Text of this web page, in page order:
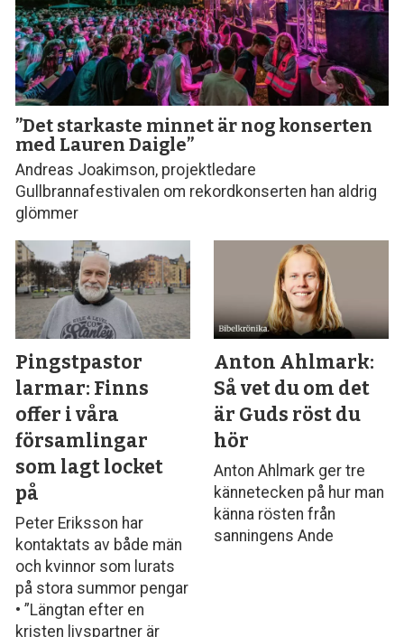
”Det starkaste minnet är nog konserten
med Lauren Daigle”
Andreas Joakimson, projektledare
Gullbrannafestivalen om rekordkonserten han aldrig
glömmer
Pingstpastor
larmar: Finns
offer i våra
församlingar
som lagt locket
på
Peter Eriksson har
kontaktats av både män
och kvinnor som lurats
på stora summor pengar
• ”Längtan efter en
kristen livspartner är
Anton Ahlmark:
Så vet du om det
är Guds röst du
hör
Anton Ahlmark ger tre
kännetecken på hur man
känna rösten från
sanningens Ande